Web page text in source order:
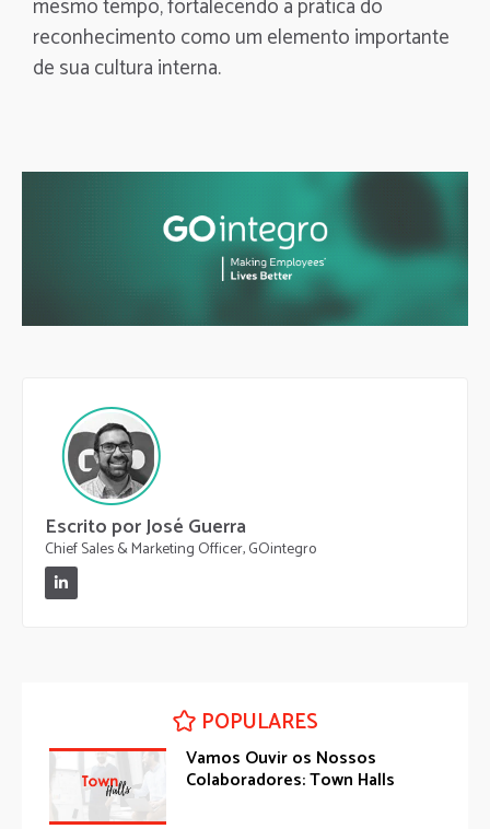
mesmo tempo, fortalecendo a prática do
reconhecimento como um elemento importante
de sua cultura interna.
Escrito por José Guerra
Chief Sales & Marketing Officer, GOintegro
POPULARES
Vamos Ouvir os Nossos
Colaboradores: Town Halls